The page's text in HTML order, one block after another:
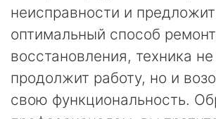
неисправности и
оптимальный способ
восстановления, техника
продолжит работу, но и
свою функциональность.